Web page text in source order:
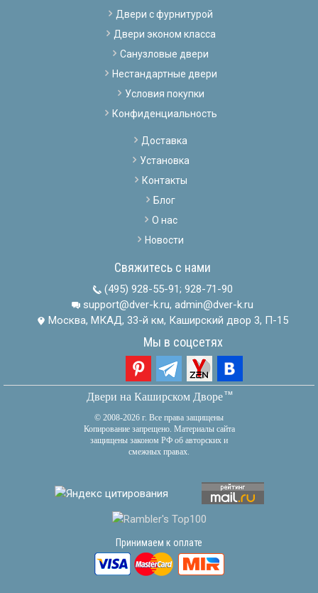
Двери с фурнитурой
Двери эконом класса
Санузловые двери
Нестандартные двери
Условия покупки
Конфиденциальность
Доставка
Установка
Контакты
Блог
О нас
Новости
Свяжитесь с нами
(495) 928-55-91; 928-71-90
support@dver-k.ru, admin@dver-k.ru
Москва, МКАД, 33-й км, Каширский двор 3, П-15
Мы в соцсетях
Двери на Каширском Дворетм
© 2008-2026 г. Все права защищены
Копирование запрещено. Материалы сайта
защищены законом РФ об авторских и
смежных правах.
Принимаем к оплате